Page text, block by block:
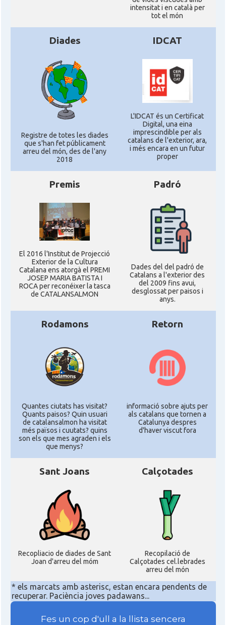
intensitat i en català per
tot el món
Diades
Registre de totes les diades
que s'han fet públicament
arreu del món, des de l'any
2018
IDCAT
L'IDCAT és un Certificat
Digital, una eina
imprescindible per als
catalans de l'exterior, ara,
i més encara en un futur
proper
Premis
El 2016 l'Institut de Projecció
Exterior de la Cultura
Catalana ens atorgà el PREMI
JOSEP MARIA BATISTA I
ROCA per reconéixer la tasca
de CATALANSALMON
Padró
Dades del del padró de
Catalans a l'exterior des
del 2009 fins avui,
desglossat per paisos i
anys.
Rodamons
Quantes ciutats has visitat?
Quants paisos? Quin usuari
de catalansalmon ha visitat
més països i cuutats? quins
son els que mes agraden i els
que menys?
Retorn
informació sobre ajuts per
als catalans que tornen a
Catalunya despres
d'haver viscut fora
Sant Joans
Recopliacio de diades de Sant
Joan d'arreu del móm
Calçotades
Recopilació de
Calçotades cel.lebrades
arreu del món
* els marcats amb asterisc, estan encara pendents de
recuperar. Paciència joves padawans...
Fes un cop d'ull a la llista sencera